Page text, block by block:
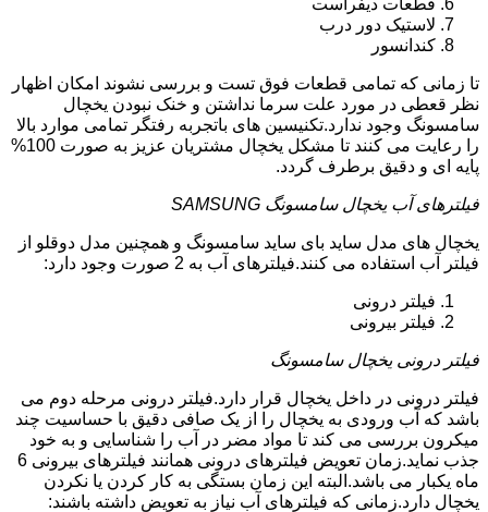
لاستیک دور درب
کندانسور
تا زمانی که تمامی قطعات فوق تست و بررسی نشوند امکان اظهار
نظر قعطی در مورد علت سرما نداشتن و خنک نبودن یخچال
سامسونگ وجود ندارد.تکنیسین های باتجربه رفتگر تمامی موارد بالا
را رعایت می کنند تا مشکل یخچال مشتریان عزیز به صورت 100%
پایه ای و دقیق برطرف گردد.
فیلترهای آب یخچال سامسونگ SAMSUNG
یخچال های مدل ساید بای ساید سامسونگ و همچنین مدل دوقلو از
فیلتر آب استفاده می کنند.فیلترهای آب به 2 صورت وجود دارد:
فیلتر درونی
فیلتر بیرونی
فیلتر درونی یخچال سامسونگ
فیلتر درونی در داخل یخچال قرار دارد.فیلتر درونی مرحله دوم می
باشد که آب ورودی به یخچال را از یک صافی دقیق با حساسیت چند
میکرون بررسی می کند تا مواد مضر در آب را شناسایی و به خود
جذب نماید.زمان تعویض فیلترهای درونی همانند فیلترهای بیرونی 6
ماه یکبار می باشد.البته این زمان بستگی به کار کردن یا نکردن
یخچال دارد.زمانی که فیلترهای آب نیاز به تعویض داشته باشند: